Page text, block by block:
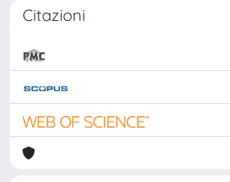
Citazioni